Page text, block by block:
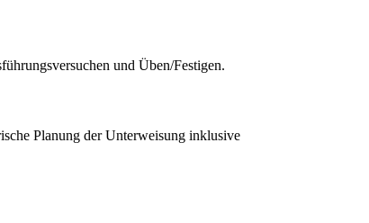
und Üben/Festigen.
Planung der Unterweisung inklusive